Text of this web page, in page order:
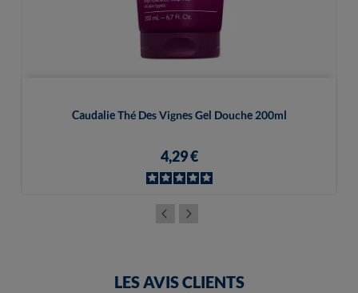
Caudalie Thé Des Vignes Gel Douche 200ml
4,29 €
LES AVIS CLIENTS